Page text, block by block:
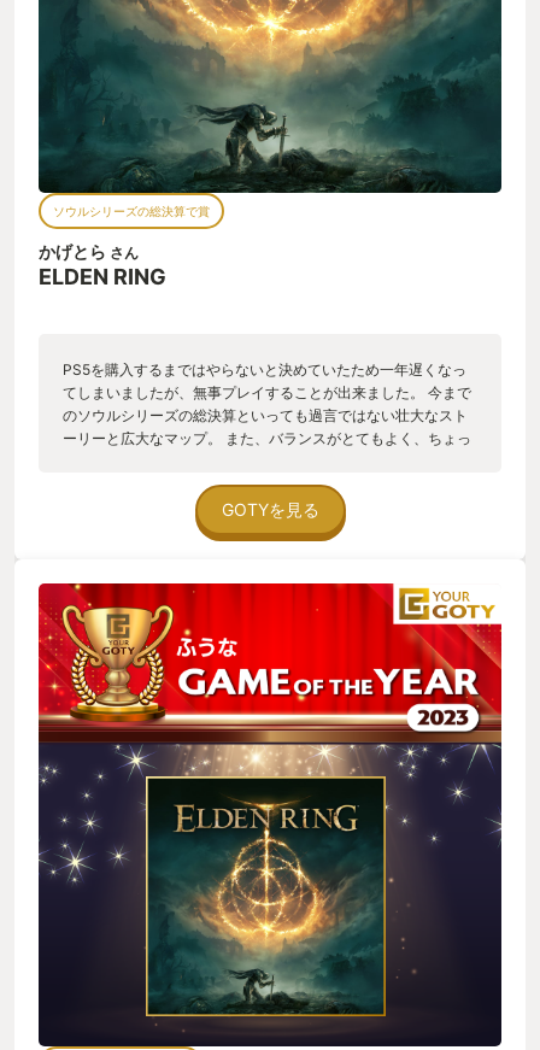
ソウルシリーズの総決算で賞
かげとら さん
ELDEN RING
PS5を購入するまではやらないと決めていたため一年遅くなっ
てしまいましたが、無事プレイすることが出来ました。 今まで
のソウルシリーズの総決算といっても過言ではない壮大なスト
ーリーと広大なマップ。 また、バランスがとてもよく、ちょっ
参入障壁も低くなっていたかと思います。 思えばデモンズソウ
ルを作る際、オープンワールドを要求されていた中、あきらめ
た経緯をここに来て一気に払拭するというまさに総決算といっ
GOTYを見る